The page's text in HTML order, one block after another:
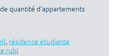
quantité d’appartements
, résidence étudiante
rubí